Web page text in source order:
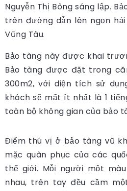
Nguyễn Thị Bông sáng lập.
trên đường dẫn lên ngọn
Vũng Tàu.
Bảo tàng này được khai
Bảo tàng được đặt trong
300m2, với diện tích sử
khách sẽ mất ít nhất là 1
toàn bộ không gian của bảo
Điểm thú vị ở bảo tàng vũ
mặc quân phục của các
thế giới. Mỗi người một
nhau, trên tay đều cầm